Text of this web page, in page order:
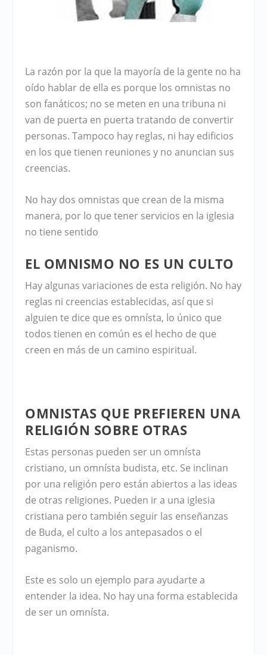
La razón por la que la mayoría de la gente no ha
oído hablar de ella es porque los omnistas no
son fanáticos; no se meten en una tribuna ni
van de puerta en puerta tratando de convertir
personas. Tampoco hay reglas, ni hay edificios
en los que tienen reuniones y no anuncian sus
creencias.
No hay dos omnistas que crean de la misma
manera, por lo que tener servicios en la iglesia
no tiene sentido
EL OMNISMO NO ES UN CULTO
Hay algunas variaciones de esta religión. No hay
reglas ni creencias establecidas, así que si
alguien te dice que es omnísta, lo único que
todos tienen en común es el hecho de que
creen en más de un camino espiritual.
OMNISTAS QUE PREFIEREN UNA
RELIGIÓN SOBRE OTRAS
Estas personas pueden ser un omnísta
cristiano, un omnísta budista, etc. Se inclinan
por una religión pero están abiertos a las ideas
de otras religiones. Pueden ir a una iglesia
cristiana pero también seguir las enseñanzas
de Buda, el culto a los antepasados ​​o el
paganismo.
Este es solo un ejemplo para ayudarte a
entender la idea. No hay una forma establecida
de ser un omnísta.